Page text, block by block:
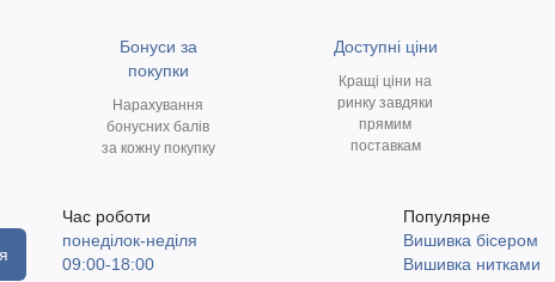
Бонуси за
покупки
Нарахування
бонусних балів
за кожну покупку
Доступні ціни
Кращі ціни на
ринку завдяки
прямим
поставкам
Час роботи
понеділок-неділя
09:00-18:00
Популярне
Вишивка бісером
Вишивка нитками